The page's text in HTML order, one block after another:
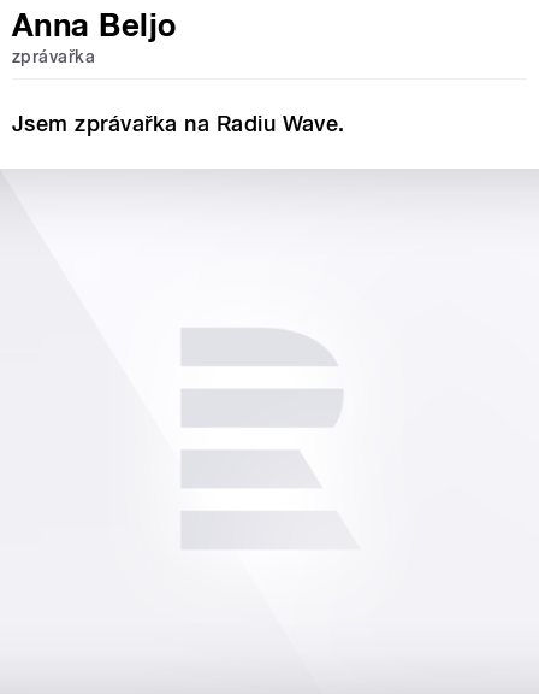
Anna Beljo
zprávařka
Jsem zprávařka na Radiu Wave.